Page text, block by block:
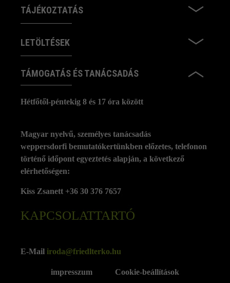
TÁJÉKOZTATÁS
LETÖLTÉSEK
TÁMOGATÁS ÉS TANÁCSADÁS
Hétfőtől-péntekig 8 és 17 óra között
KAPCSOLATTARTÓ
Magyar nyelvű, személyes tanácsadás
weppersdorfi bemutatókertünkben előzetes, telefonon
történő időpont egyeztetés alapján, a következő
elérhetőségen:
Kiss Zsanett +36 30 376 7657
E-Mail iroda@friedlterko.hu
impresszum Cookie-beállítások